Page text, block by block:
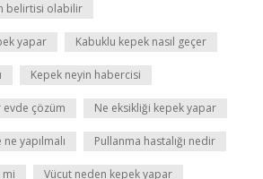
belirtisi olabilir
yapar Kabuklu kepek nasıl geçer
Kepek neyin habercisi
evde çözüm Ne eksikliği kepek yapar
yapılmalı Pullanma hastalığı nedir
mi Vücut neden kepek yapar